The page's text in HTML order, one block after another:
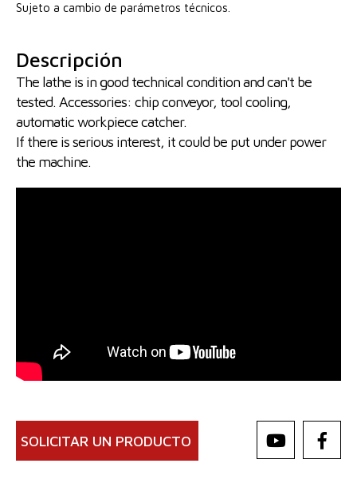
Sujeto a cambio de parámetros técnicos.
Descripción
The lathe is in good technical condition and can't be
tested. Accessories: chip conveyor, tool cooling,
automatic workpiece catcher.
If there is serious interest, it could be put under power
the machine.
SOLICITAR UN PRODUCTO